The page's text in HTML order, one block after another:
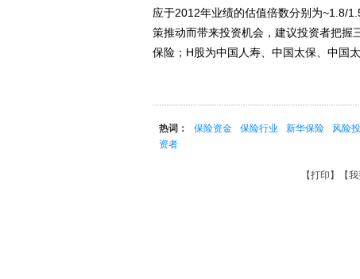
应于2012年业绩的估值倍数分别为~1.8/
策推动而带来投资机会，建议投资者把握
保险；H股为中国人寿、中国太保、中国
热词： 保险资金 保险行业 新华保险 风险
资者
【打印 】【我